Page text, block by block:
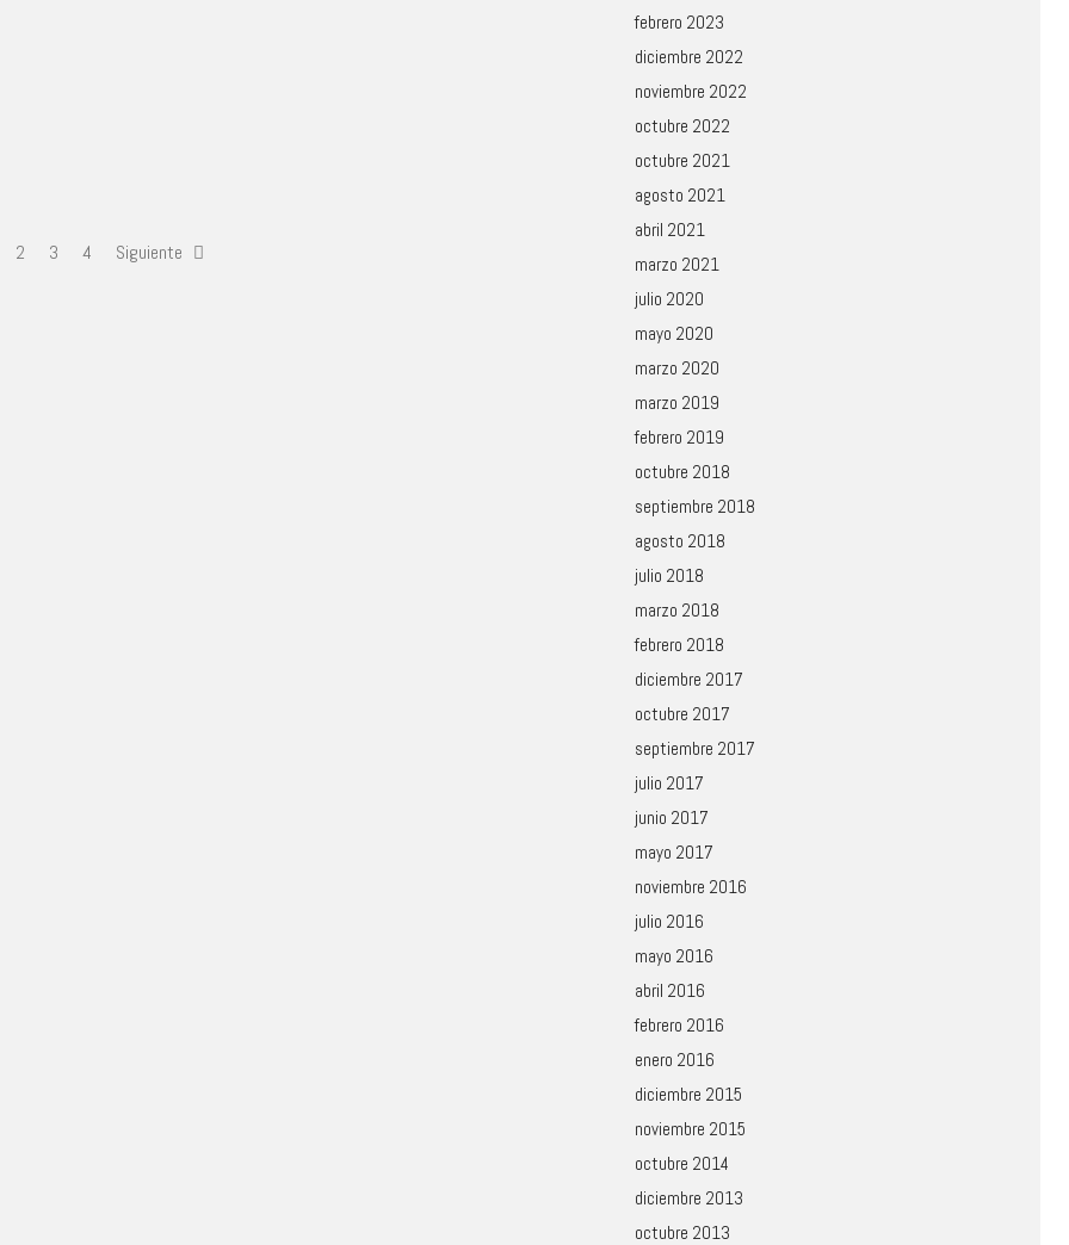
2 3 4 Siguiente
febrero 2023
diciembre 2022
noviembre 2022
octubre 2022
octubre 2021
agosto 2021
abril 2021
marzo 2021
julio 2020
mayo 2020
marzo 2020
marzo 2019
febrero 2019
octubre 2018
septiembre 2018
agosto 2018
julio 2018
marzo 2018
febrero 2018
diciembre 2017
octubre 2017
septiembre 2017
julio 2017
junio 2017
mayo 2017
noviembre 2016
julio 2016
mayo 2016
abril 2016
febrero 2016
enero 2016
diciembre 2015
noviembre 2015
octubre 2014
diciembre 2013
octubre 2013